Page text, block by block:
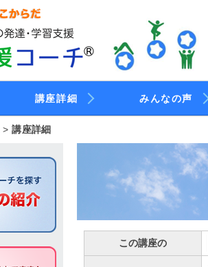
講座詳細 みんなの声
講座詳細
この講座の